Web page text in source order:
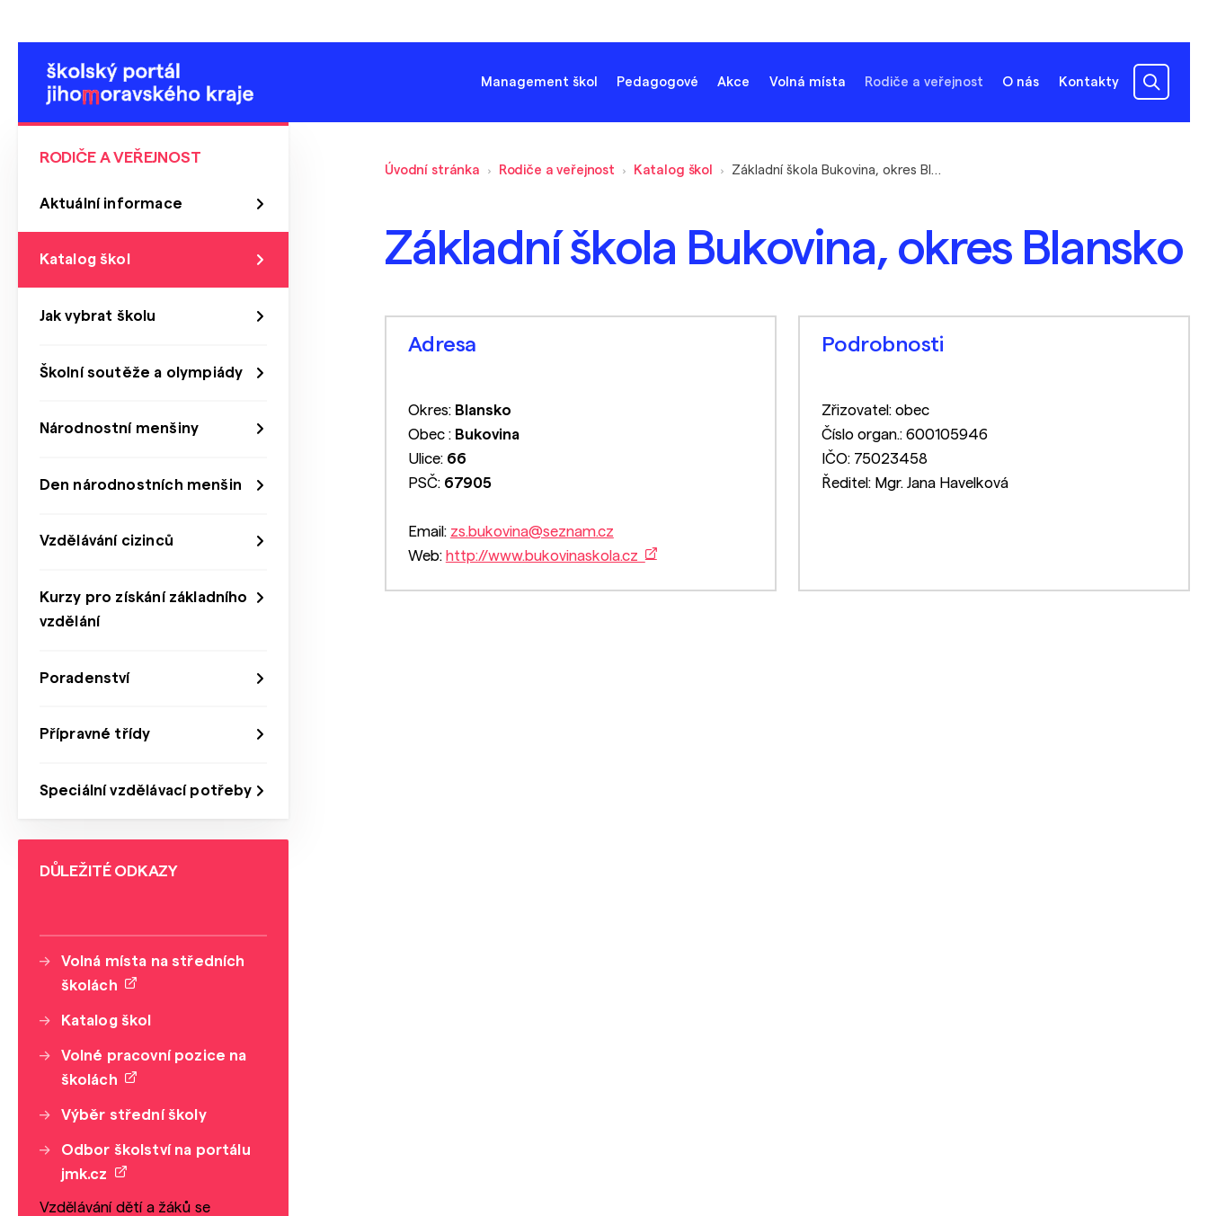
Management škol Pedagogové Akce Volná místa Rodiče a veřejnost O nás Kontakty
Úvodní stránka Rodiče a veřejnost Katalog škol Základní škola Bukovina, okres Blansko
Základní škola Bukovina, okres Blansko
Adresa
Okres: Blansko
Obec : Bukovina
Ulice: 66
PSČ: 67905
Email: zs.bukovina@seznam.cz
Web: http://www.bukovinaskola.cz
Podrobnosti
Zřizovatel: obec
Číslo organ.: 600105946
IČO: 75023458
Ředitel: Mgr. Jana Havelková
RODIČE A VEŘEJNOST
Aktuální informace
Katalog škol
Jak vybrat školu
Školní soutěže a olympiády
Národnostní menšiny
Den národnostních menšin
Vzdělávání cizinců
Kurzy pro získání základního
vzdělání
Poradenství
Přípravné třídy
Speciální vzdělávací potřeby
DŮLEŽITÉ ODKAZY
Volná místa na středních
školách
Katalog škol
Volné pracovní pozice na
školách
Výběr střední školy
Odbor školství na portálu
jmk.cz
Vzdělávání dětí a žáků se